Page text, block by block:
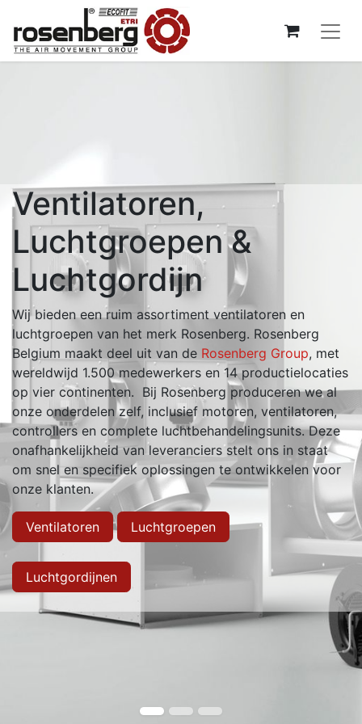
Ventilatoren,
Luchtgroepen &
Luchtgordijn
Wij bieden een ruim assortiment ventilatoren en
luchtgroepen van het merk Rosenberg. Rosenberg
Belgium maakt deel uit van de Rosenberg Group, met
wereldwijd 1.500 medewerkers en 14 productielocaties
op vier continenten. Bij Rosenberg produceren we al
onze onderdelen zelf, inclusief motoren, ventilatoren,
controllers en complete luchtbehandelingsunits. Deze
onafhankelijkheid van leveranciers stelt ons in staat
om snel en specifiek oplossingen te ontwikkelen voor
onze klanten.
Ventilatoren Luchtgroepen
Luchtgordijnen